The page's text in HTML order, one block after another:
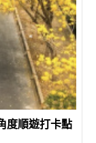
度順遊打卡點